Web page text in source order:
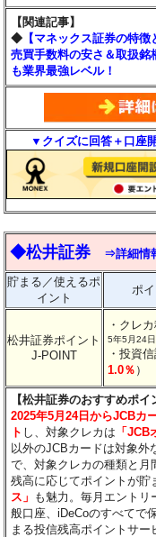
【関連記事】
◆ 【マネックス証券の特
売買手数料の安さ＆取扱
も業界最強レベル！
▼クイズに回答＋口座
◆松井証券 ⇒詳細情
貯まる／使えるポ
イント
ポ
松井証券ポイント
J-POINT
・クレ
5年5月24
・投資
1.0％ ）
【松井証券のおすすめポイ
2025年5月24日からJCBカ
ト し、対象クレカは 「JCB
以外のJCBカードは対象外
で、対象クレカの種類と
残高に応じてポイントが貯
ス」 も魅力。毎月エント
般口座、iDeCoのすべてで
まる投信残高ポイントサ